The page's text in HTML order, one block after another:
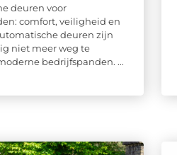
deuren voor
comfort, veiligheid en
deuren zijn
niet meer weg te
bedrijfspanden. ...